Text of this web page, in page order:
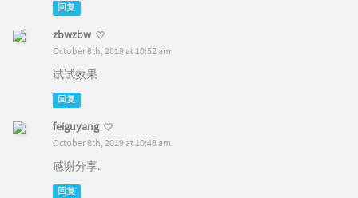
回复
zbwzbw
October 8th, 2019 at 10:52 am
试试效果
回复
feiguyang
October 8th, 2019 at 10:48 am
感谢分享.
回复